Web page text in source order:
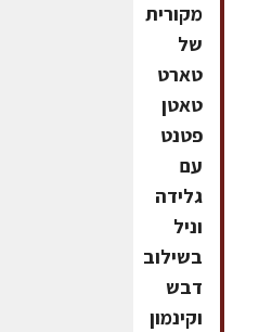
מקורית
של
טארט
טאטן
פטנט
עם
גלידה
וניל
בשילוב
דבש
וקינמון